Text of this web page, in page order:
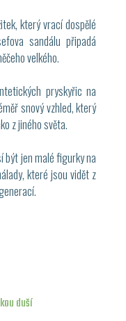
který vrací dospělé
sandálu připadá
velkého.
pryskyřic na
snový vzhled, který
z jiného světa.
být jen malé figurky na
které jsou vidět z
duší